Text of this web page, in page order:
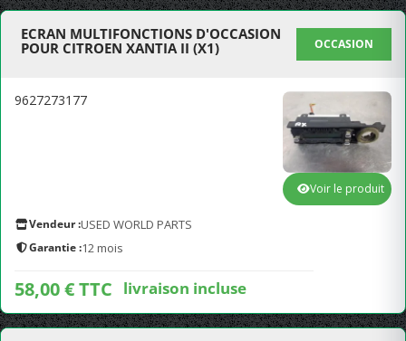
ECRAN MULTIFONCTIONS D'OCCASION
POUR CITROEN XANTIA II (X1)
OCCASION
9627273177
Vendeur :USED WORLD PARTS
Garantie :12 mois
58,00 € TTC livraison incluse
Voir le produit